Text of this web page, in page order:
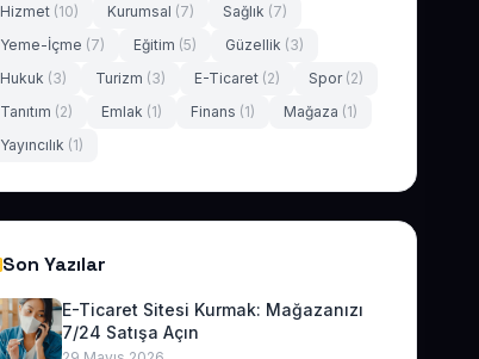
Hizmet (10) Kurumsal (7) Sağlık (7)
Yeme-İçme (7) Eğitim (5) Güzellik (3)
Hukuk (3) Turizm (3) E-Ticaret (2) Spor (2)
Tanıtım (2) Emlak (1) Finans (1) Mağaza (1)
Yayıncılık (1)
Son Yazılar
E-Ticaret Sitesi Kurmak: Mağazanızı
7/24 Satışa Açın